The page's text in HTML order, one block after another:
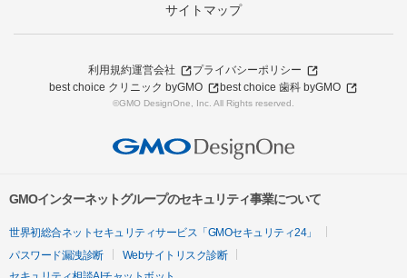
サイトマップ
利用規約運営会社
プライバシーポリシー
best choice クリニック byGMO
best choice 歯科 byGMO
©GMO DesignOne, Inc. All Rights reserved.
GMOインターネットグループのセキュリティ事業について
世界初総合ネットセキュリティサービス「GMOセキュリティ24」
パスワード漏洩診断
Webサイトリスク診断